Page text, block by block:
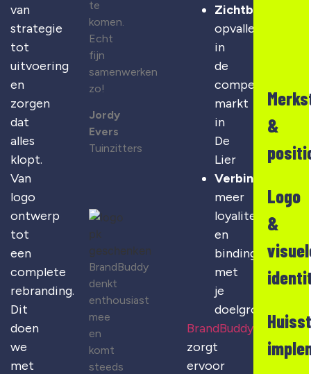
van
strategie
tot
uitvoering
en
zorgen
dat
alles
klopt.
Van
logo
ontwerp
tot
een
complete
rebranding.
Dit
doen
we
met
te
komen.
Echt
fijn
samenwerken
zo!
Jordy
Evers
Tuinzitters
BrandBuddy
denkt
enthousiast
mee
en
komt
steeds
Zichtbaarheid
opvallen
in
de
competitieve
markt
in
De
Lier
Verbinding
meer
loyaliteit
en
binding
met
je
doelgroep
BrandBuddy
zorgt
ervoor
&
Logo
&